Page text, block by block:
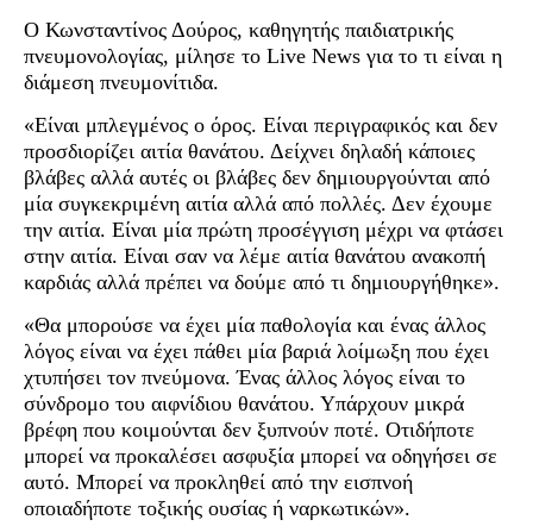
Ο Κωνσταντίνος Δούρος, καθηγητής παιδιατρικής
πνευμονολογίας, μίλησε το Live News για το τι είναι η
διάμεση πνευμονίτιδα.
«Είναι μπλεγμένος ο όρος. Είναι περιγραφικός και δεν
προσδιορίζει αιτία θανάτου. Δείχνει δηλαδή κάποιες
βλάβες αλλά αυτές οι βλάβες δεν δημιουργούνται από
μία συγκεκριμένη αιτία αλλά από πολλές. Δεν έχουμε
την αιτία. Είναι μία πρώτη προσέγγιση μέχρι να φτάσει
στην αιτία. Είναι σαν να λέμε αιτία θανάτου ανακοπή
καρδιάς αλλά πρέπει να δούμε από τι δημιουργήθηκε».
«Θα μπορούσε να έχει μία παθολογία και ένας άλλος
λόγος είναι να έχει πάθει μία βαριά λοίμωξη που έχει
χτυπήσει τον πνεύμονα. Ένας άλλος λόγος είναι το
σύνδρομο του αιφνίδιου θανάτου. Υπάρχουν μικρά
βρέφη που κοιμούνται δεν ξυπνούν ποτέ. Οτιδήποτε
μπορεί να προκαλέσει ασφυξία μπορεί να οδηγήσει σε
αυτό. Μπορεί να προκληθεί από την εισπνοή
οποιαδήποτε τοξικής ουσίας ή ναρκωτικών».